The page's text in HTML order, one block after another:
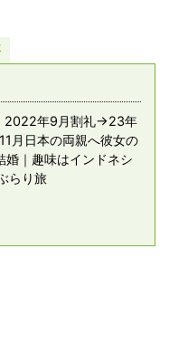
2022年9月割礼→23年
月日本の両親へ彼女の
｜趣味はインドネシ
らり旅